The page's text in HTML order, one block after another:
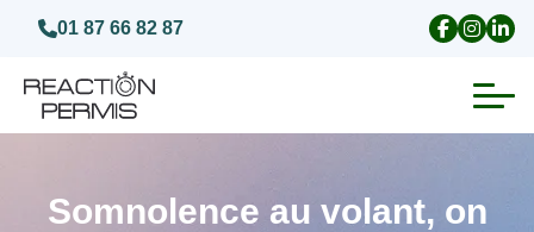
01 87 66 82 87
Somnolence au volant, on